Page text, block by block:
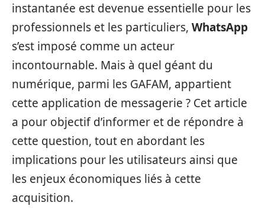
instantanée est devenue essentielle pour les
professionnels et les particuliers, WhatsApp
s’est imposé comme un acteur
incontournable. Mais à quel géant du
numérique, parmi les GAFAM, appartient
cette application de messagerie ? Cet article
a pour objectif d’informer et de répondre à
cette question, tout en abordant les
implications pour les utilisateurs ainsi que
les enjeux économiques liés à cette
acquisition.